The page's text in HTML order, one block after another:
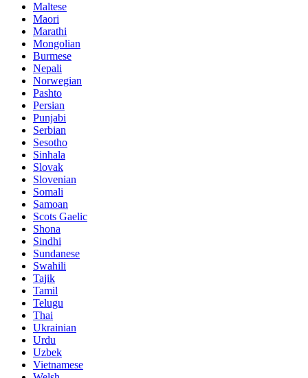
Maltese
Maori
Marathi
Mongolian
Burmese
Nepali
Norwegian
Pashto
Persian
Punjabi
Serbian
Sesotho
Sinhala
Slovak
Slovenian
Somali
Samoan
Scots Gaelic
Shona
Sindhi
Sundanese
Swahili
Tajik
Tamil
Telugu
Thai
Ukrainian
Urdu
Uzbek
Vietnamese